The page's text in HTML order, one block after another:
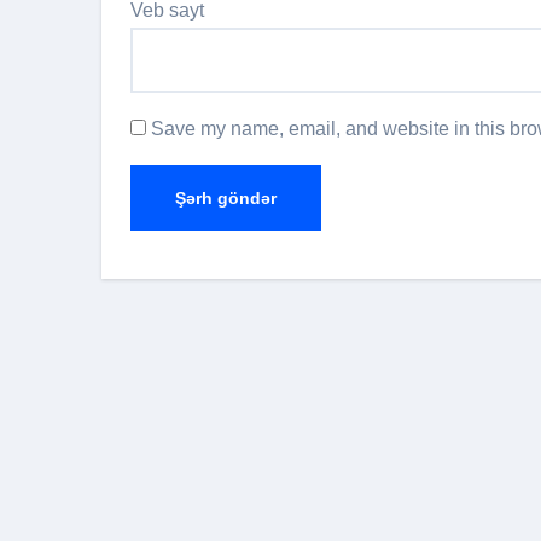
Veb sayt
Save my name, email, and website in this